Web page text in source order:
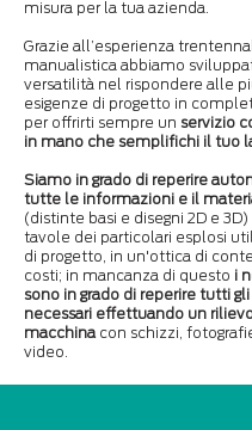
misura per la tua azienda.
Grazie all’esperienza
manualistica abbiamo
versatilità nel rispondere alle
esigenze di progetto in
per offrirti sempre un servizio
in mano che semplifichi il tuo
Siamo in grado di reperire
tutte le informazioni e il
(distinte basi e disegni 2D e
tavole dei particolari esplosi
di progetto, in un'ottica di
costi; in mancanza di questo i
sono in grado di reperire tutti
necessari effettuando un
macchinacon schizzi,
video.